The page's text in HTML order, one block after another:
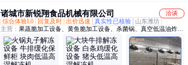
诸城市新锐翔食品机械有限公司
洽谈
综合体验L0
回复及时 出价迅速 真实性已核验
山东潍坊
主营： 果蔬脆加工设备、黄鱼脆加工设备、杀菌锅、真空低温油炸
机、解冻机、低温高湿解冻机、骨泥机、碎骨机、气泡清洗机、漂烫
机、行星炒锅、清洗风干设备、蒸煮线、果蔬清洗设备、肉制品加工
设备